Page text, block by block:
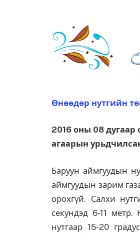
Өнөөдөр нутгийн
2016 оны 08 дугаар
агаарын
Баруун аймгуудын
аймгуудын зарим
орохгүй. Салхи
секундэд 6-11 метр.
нутгаар 15-20